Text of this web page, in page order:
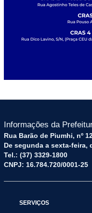
Informações da
Rua Barão de Piumhi, nº
De segunda a sexta-feira,
Tel.: (37) 3329-1800
CNPJ: 16.784.720/0001-25
SERVIÇOS